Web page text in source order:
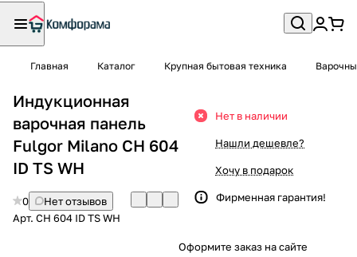
Главная Каталог Крупная бытовая техника
Индукционная
варочная панель
Fulgor Milano CH 604
ID TS WH
0
Нет отзывов
Арт. CH 604 ID TS WH
Нет в наличии
Нашли дешевле?
Хочу в подарок
Фирменная гарантия!
Оформите заказ на сайте